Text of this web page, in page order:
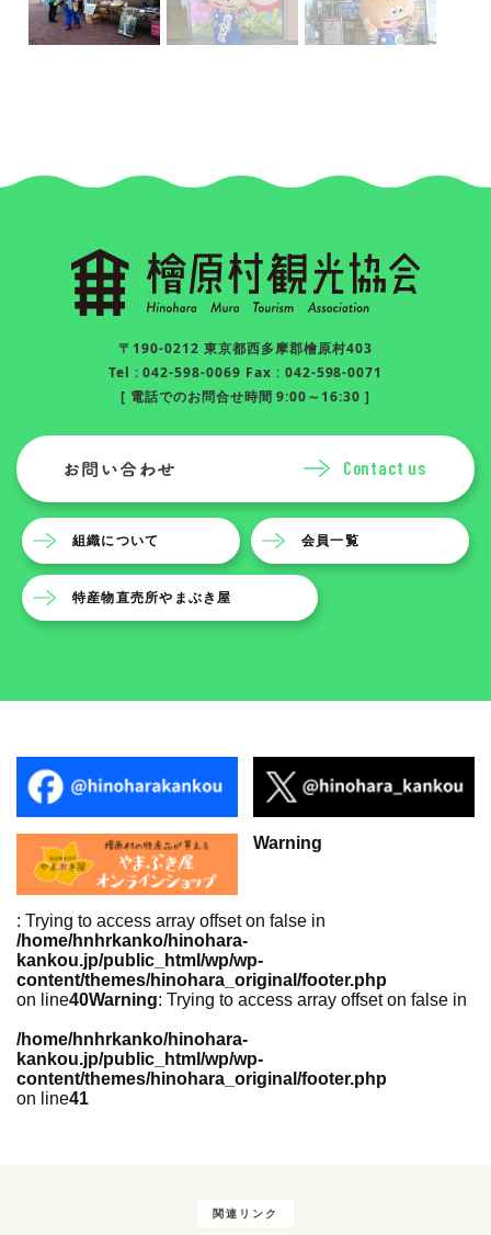
〒190-0212 東京都西多摩郡檜原村403
Tel : 042-598-0069 Fax : 042-598-0071
[ 電話でのお問合せ時間 9:00～16:30 ]
Contact us
組織について 会員一覧
特産物直売所やまぶき屋
Warning
: Trying to access array offset on false in
/home/hnhrkanko/hinohara-
kankou.jp/public_html/wp/wp-
content/themes/hinohara_original/footer.php
on line40Warning: Trying to access array offset on false in
/home/hnhrkanko/hinohara-
kankou.jp/public_html/wp/wp-
content/themes/hinohara_original/footer.php
on line41
関連リンク